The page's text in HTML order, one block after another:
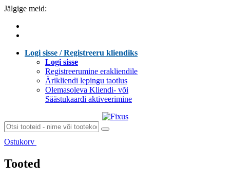
Jälgige meid:
Logi sisse / Registreeru kliendiks
Logi sisse
Registreerumine erakliendile
Ärikliendi lepingu taotlus
Olemasoleva Kliendi- või
Säästukaardi aktiveerimine
Ostukorv
Tooted